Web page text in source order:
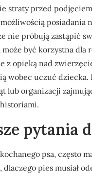
straty przed
posiadania
nie próbują zastąpić
być korzystna
z opieką nad
wobec uczuć dziecka.
lub organizacji
pytania
psa, często
pies musiał